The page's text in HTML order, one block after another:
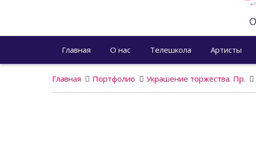
Главная О нас Телешкола Артисты
Главная Портфолио Украшение торжества. Пр.